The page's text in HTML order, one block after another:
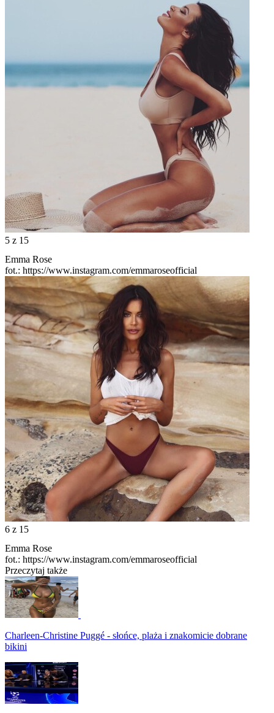
5 z 15
Emma Rose
fot.: https://www.instagram.com/emmaroseofficial
6 z 15
Emma Rose
fot.: https://www.instagram.com/emmaroseofficial
Przeczytaj także
Charleen-Christine Puggé - słońce, plaża i znakomicie dobrane
bikini